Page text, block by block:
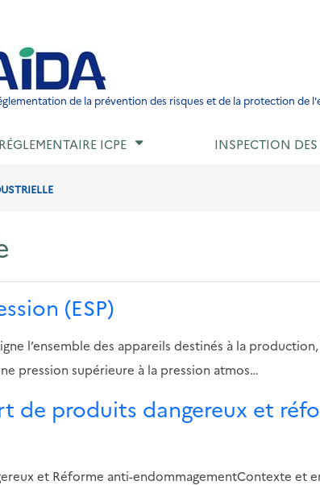
au pied de page
de la prévention des risques et de la protection de
ICPE INSPECTION DES
(ESP)
l’ensemble des appareils destinés à la
pression supérieure à la pression atmos…
de produits dangereux et
et Réforme anti-endommagementContexte et